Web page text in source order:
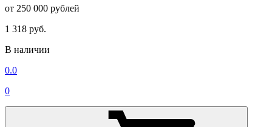
от 250 000 рублей
1 318 руб.
В наличии
0.0
0